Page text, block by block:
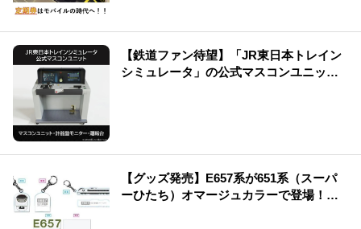
【鉄道ファン待望】「JR東日本トレイン
シミュレータ」の公式マスコンユニット
【グッズ発売】E657系が651系（スーパ
ーひたち）オマージュカラーで登場！運